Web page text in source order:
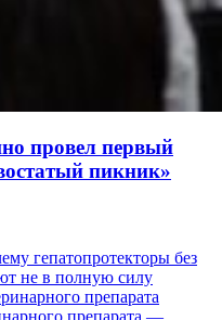
провел первый
пикник»
гепатопротекторы без
не в полную силу
препарата
препарата —